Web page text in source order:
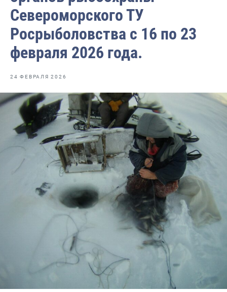
Волго-Каспийское
Восточно-Сибирское
Енисейское
Западно-Балтийское
Нижнеобское
Охотское
Приморское
Сахалино-Курильское
Северо-Западное
Северо-Кавказское
Североморское
Североморского ТУ
Росрыболовства с 16 по 23
февраля 2026 года.
24 ФЕВРАЛЯ 2026